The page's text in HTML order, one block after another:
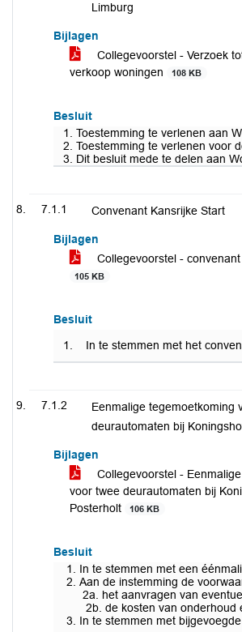
Limburg
Bijlagen
Collegevoorstel - Verzoek
verkoop woningen
108 KB
Besluit
1. Toestemming te verlenen aan
2. Toestemming te verlenen voor
3. Dit besluit mede te delen aan
7.1.1 Convenant Kansrijke Start
Bijlagen
Collegevoorstel -
105 KB
Besluit
1. In te stemmen met het
7.1.2
Eenmalige tegemoetkoming
deurautomaten bij
Bijlagen
Collegevoorstel -
voor twee deurautomaten bij
Posterholt
106 KB
Besluit
In te stemmen met een
Aan de instemming de
2a. het aanvragen van
2b. de kosten van onderhoud
In te stemmen met